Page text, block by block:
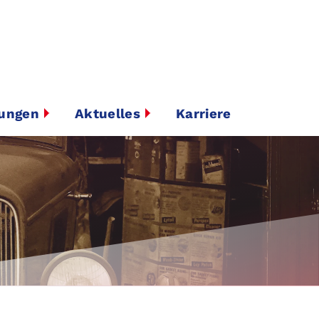
Aktuelles Karriere